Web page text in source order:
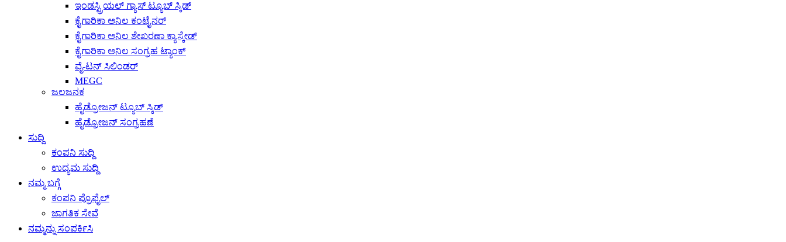
ಇಂಡಸ್ಟ್ರಿಯಲ್ ಗ್ಯಾಸ್ ಟ್ಯೂಬ್ ಸ್ಕಿಡ್
ಕೈಗಾರಿಕಾ ಅನಿಲ ಕಂಟೈನರ್
ಕೈಗಾರಿಕಾ ಅನಿಲ ಶೇಖರಣಾ ಕ್ಯಾಸ್ಕೇಡ್
ಕೈಗಾರಿಕಾ ಅನಿಲ ಸಂಗ್ರಹ ಟ್ಯಾಂಕ್
ವೈ-ಟನ್ ಸಿಲಿಂಡರ್
MEGC
ಜಲಜನಕ
ಹೈಡ್ರೋಜನ್ ಟ್ಯೂಬ್ ಸ್ಕಿಡ್
ಹೈಡ್ರೋಜನ್ ಸಂಗ್ರಹಣೆ
ಸುದ್ದಿ
ಕಂಪನಿ ಸುದ್ದಿ
ಉದ್ಯಮ ಸುದ್ದಿ
ನಮ್ಮ ಬಗ್ಗೆ
ಕಂಪನಿ ಪ್ರೊಫೈಲ್
ಜಾಗತಿಕ ಸೇವೆ
ನಮ್ಮನ್ನು ಸಂಪರ್ಕಿಸಿ